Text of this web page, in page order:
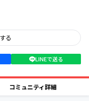
る
LINEで送る
コミュニティ詳細